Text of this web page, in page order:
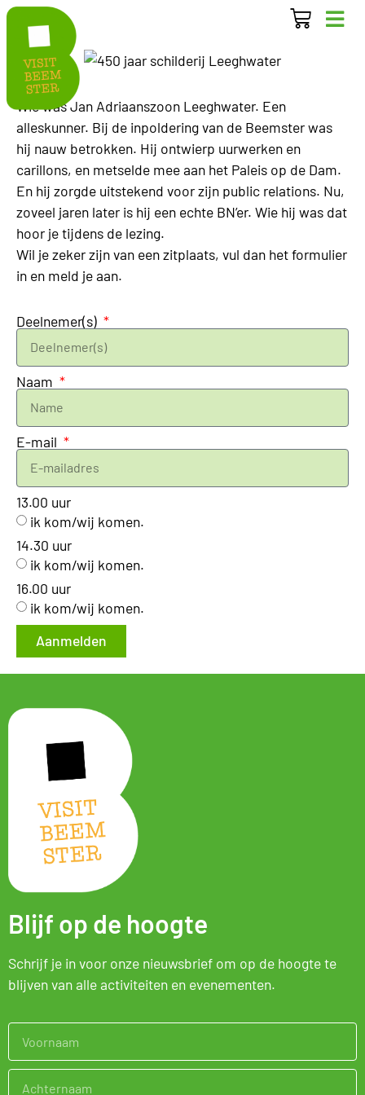
Wie was Jan Adriaanszoon Leeghwater. Een
alleskunner. Bij de inpoldering van de Beemster was
hij nauw betrokken. Hij ontwierp uurwerken en
carillons, en metselde mee aan het Paleis op de Dam.
En hij zorgde uitstekend voor zijn public relations. Nu,
zoveel jaren later is hij een echte BN’er. Wie hij was dat
hoor je tijdens de lezing.
Wil je zeker zijn van een zitplaats, vul dan het formulier
in en meld je aan.
Deelnemer(s)
Naam
E-mail
13.00 uur
ik kom/wij komen.
14.30 uur
ik kom/wij komen.
16.00 uur
ik kom/wij komen.
Aanmelden
Blijf op de hoogte
Schrijf je in voor onze nieuwsbrief om op de hoogte te
blijven van alle activiteiten en evenementen.